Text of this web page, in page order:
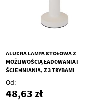
ALUDRA LAMPA STOŁOWA Z
MOŻLIWOŚCIĄ ŁADOWANIA I
ŚCIEMNIANIA, Z 3 TRYBAMI
ŚWIECENIA PF GPF/124489
Od
48,63 zł